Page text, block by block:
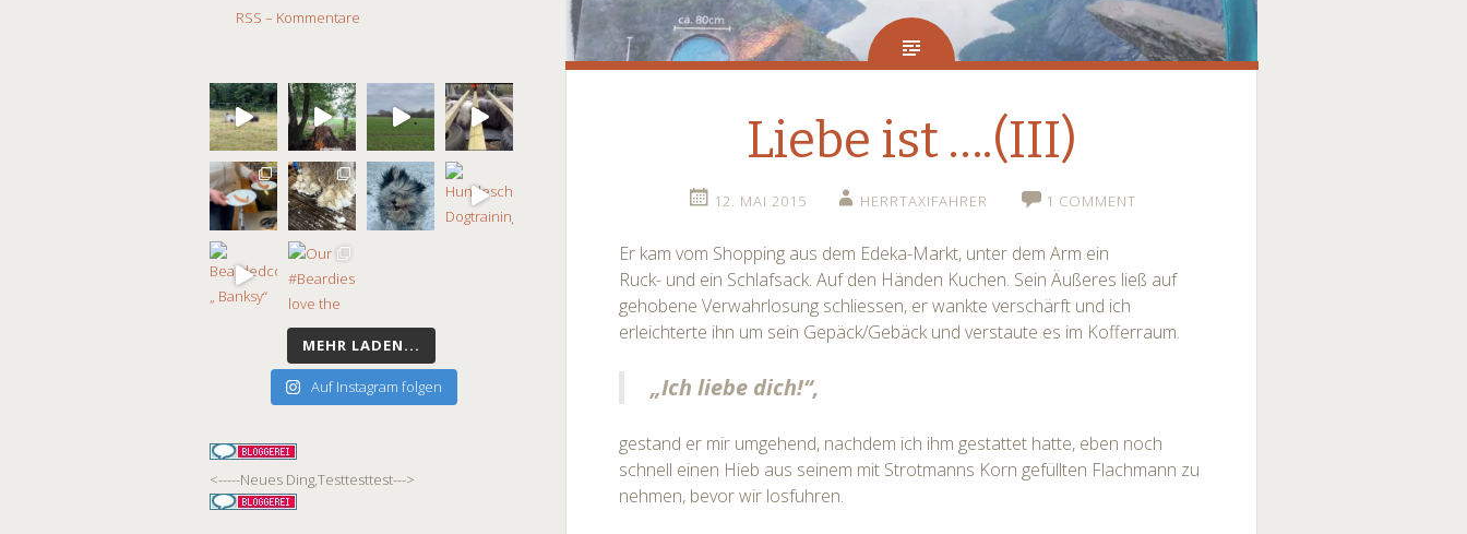
RSS – Kommentare
MEHR LADEN...
Auf Instagram folgen
<-----Neues Ding,Testtesttest--->
Liebe ist ….(III)
12. MAI 2015 HERRTAXIFAHRER 1 COMMENT
Er kam vom Shopping aus dem Edeka-Markt, unter dem Arm ein
Ruck- und ein Schlafsack. Auf den Händen Kuchen. Sein Äußeres ließ auf
gehobene Verwahrlosung schliessen, er wankte verschärft und ich
erleichterte ihn um sein Gepäck/Gebäck und verstaute es im Kofferraum.
„Ich liebe dich!“,
gestand er mir umgehend, nachdem ich ihm gestattet hatte, eben noch
schnell einen Hieb aus seinem mit Strotmanns Korn gefüllten Flachmann zu
nehmen, bevor wir losfuhren.